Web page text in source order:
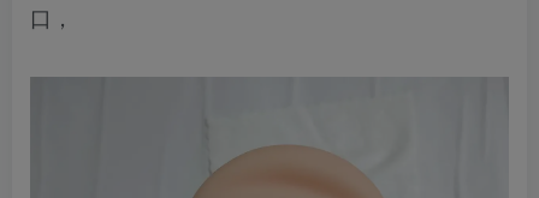
口，